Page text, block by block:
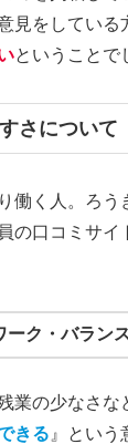
見をしている
ということで
さについて
働く人。ろう
の口コミサイ
ーク・バラン
業の少なさな
きる 』という